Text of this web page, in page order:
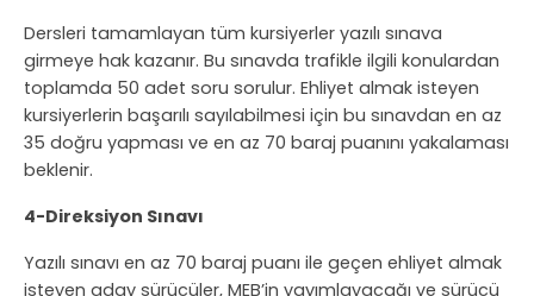
Dersleri tamamlayan tüm kursiyerler yazılı sınava
girmeye hak kazanır. Bu sınavda trafikle ilgili konulardan
toplamda 50 adet soru sorulur. Ehliyet almak isteyen
kursiyerlerin başarılı sayılabilmesi için bu sınavdan en az
35 doğru yapması ve en az 70 baraj puanını yakalaması
beklenir.
4-Direksiyon Sınavı
Yazılı sınavı en az 70 baraj puanı ile geçen ehliyet almak
isteyen aday sürücüler, MEB’in yayımlayacağı ve sürücü